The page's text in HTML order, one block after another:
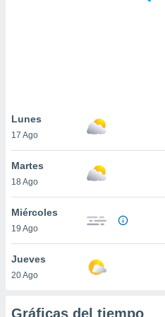
únicos
similares
como
IP
posible
traten tus
en
Para
Lunes
17 Ago
Martes
18 Ago
Miércoles
19 Ago
Jueves
20 Ago
Gráficas del tiempo